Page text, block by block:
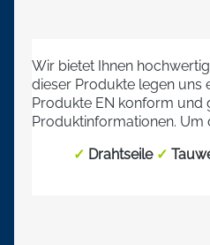
benutzt werden.
Wir bietet Ihnen
dieser Produkte legen uns
Produkte EN konform und
Produktinformationen. Um
✓ Drahtseile ✓